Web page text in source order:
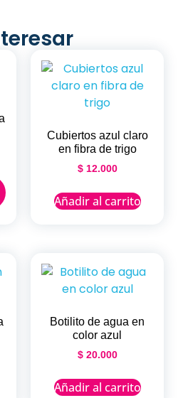
Cubiertos azul claro
en fibra de trigo
$12.000
Añadir al carrito
Botilito de agua en
color azul
$20.000
Añadir al carrito